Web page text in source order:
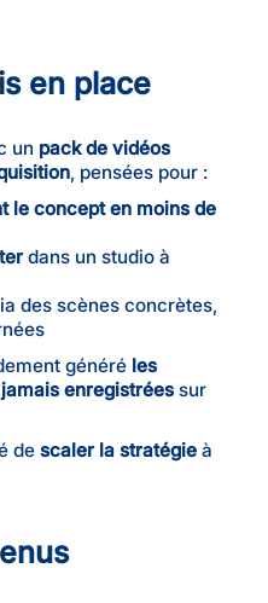
en place
un pack de vidéos
, pensées pour :
le concept en moins de
dans un studio à
des scènes concrètes,
généré les
enregistrées sur
de scaler la stratégie à